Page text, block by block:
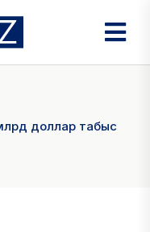
доллар табыс